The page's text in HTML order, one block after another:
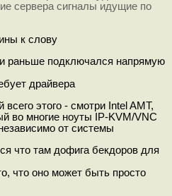
сервера сигналы идущие по
к слову
раньше подключался напрямую
драйвера
этого - смотри Intel AMT,
во многие ноуты IP-KVM/VNC
от системы
что там дофига бекдоров для
что оно может быть просто